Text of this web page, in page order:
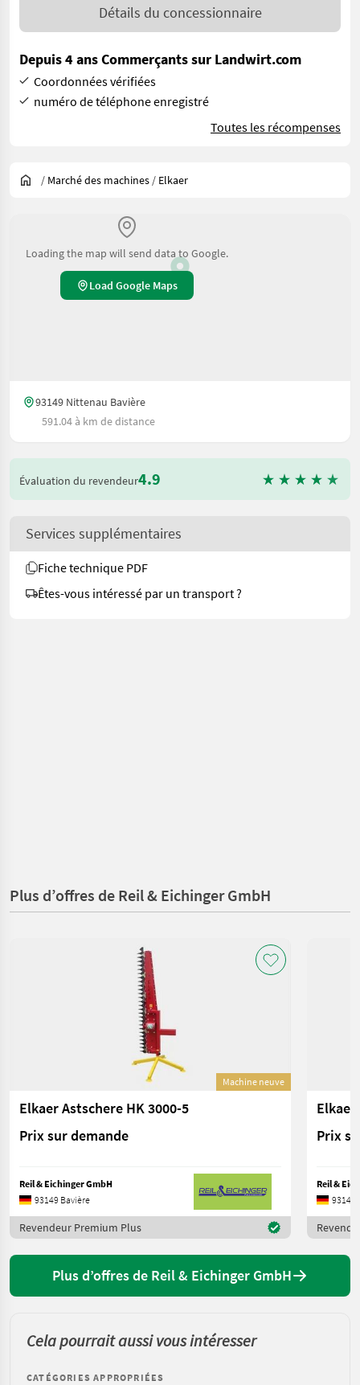
Détails du concessionnaire
Depuis 4 ans Commerçants sur Landwirt.com
Coordonnées vérifiées
numéro de téléphone enregistré
Toutes les récompenses
/ Marché des machines / Elkaer
Loading the map will send data to Google.
Load Google Maps
93149 Nittenau Bavière
591.04 à km de distance
Évaluation du revendeur4.9
Services supplémentaires
Fiche technique PDF
Êtes-vous intéressé par un transport ?
Plus d’offres de Reil & Eichinger GmbH
Machine neuve
Elkaer Astschere HK 3000-5
Prix sur demande
Reil & Eichinger GmbH
93149 Bavière
Revendeur Premium Plus
Elkaer
Prix
Reil &
93149
Plus d’offres de Reil & Eichinger GmbH
Cela pourrait aussi vous intéresser
CATÉGORIES APPROPRIÉES